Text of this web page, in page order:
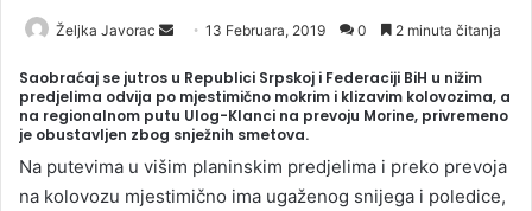
Željka Javorac
n
d
a
n
e
13 Februara, 2019 0 2 minuta čitanja
Saobraćaj se jutros u Republici Srpskoj i Federaciji BiH u nižim
predjelima odvija po mjestimično mokrim i klizavim kolovozima, a
na regionalnom putu Ulog-Klanci na prevoju Morine, privremeno
je obustavljen zbog snježnih smetova.
Na putevima u višim planinskim predjelima i preko prevoja
na kolovozu mjestimično ima ugaženog snijega i poledice,